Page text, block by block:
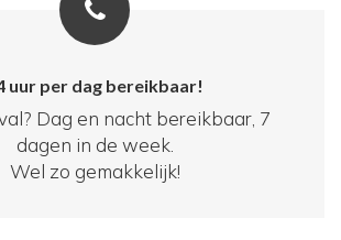
uur per dag bereikbaar!
Dag en nacht bereikbaar, 7
dagen in de week.
Wel zo gemakkelijk!